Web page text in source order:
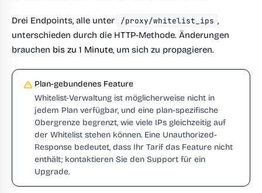
Drei Endpoints, alle unter /proxy/whitelist_ips ,
unterschieden durch die HTTP-Methode. Änderungen
brauchen bis zu 1 Minute, um sich zu propagieren.
Plan-gebundenes Feature
Whitelist-Verwaltung ist möglicherweise nicht in
jedem Plan verfügbar, und eine plan-spezifische
Obergrenze begrenzt, wie viele IPs gleichzeitig auf
der Whitelist stehen können. Eine Unauthorized-
Response bedeutet, dass Ihr Tarif das Feature nicht
enthält; kontaktieren Sie den Support für ein
Upgrade.